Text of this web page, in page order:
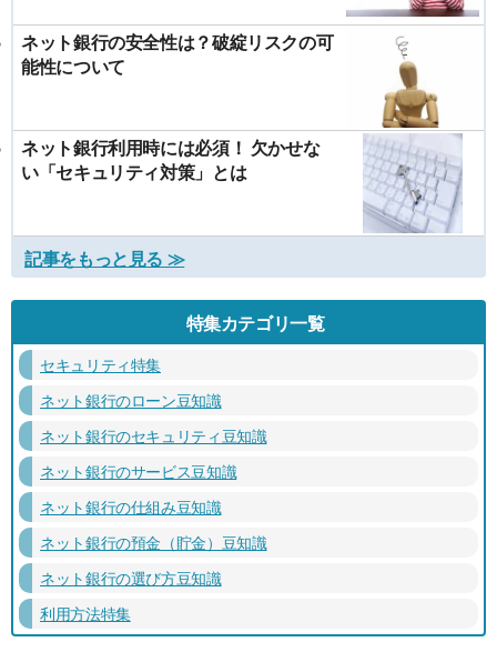
ネット銀行の安全性は？破綻リスクの可
能性について
ネット銀行利用時には必須！ 欠かせな
い「セキュリティ対策」とは
記事をもっと見る ≫
特集カテゴリ一覧
セキュリティ特集
ネット銀行のローン豆知識
ネット銀行のセキュリティ豆知識
ネット銀行のサービス豆知識
ネット銀行の仕組み豆知識
ネット銀行の預金（貯金）豆知識
ネット銀行の選び方豆知識
利用方法特集